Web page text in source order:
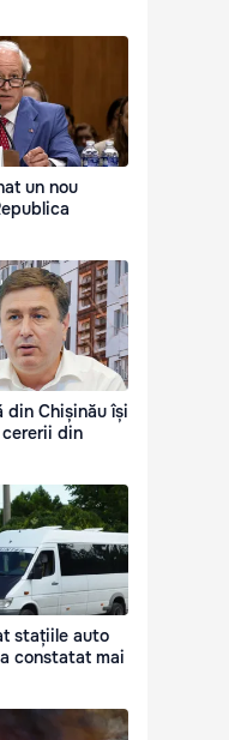
un nou
din Chișinău își
din
stațiile auto
constatat mai